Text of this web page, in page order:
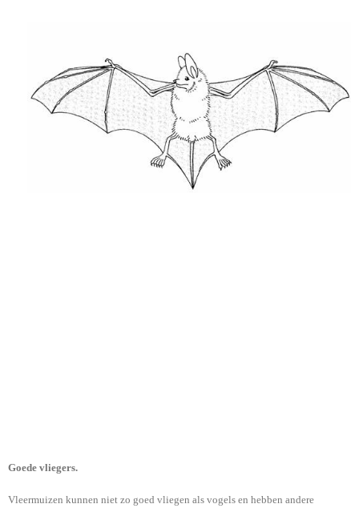
Goede vliegers.
Vleermuizen kunnen niet zo goed vliegen als vogels en hebben andere